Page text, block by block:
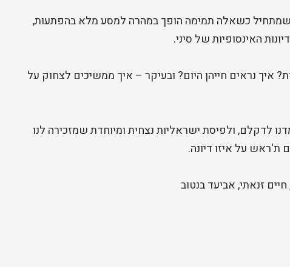
שמתחיל כשאלה תמימה הופך במהרה למסע מלא בהפתעות,
האינסופיות של סיני.
איך נראים חייהן היום? ובעיקר – איך ממשיכים לצחוק על
לדקלם, ולפיסת ישראליות נצחית ומיוחדת שמזכירה לנו
ת'ראש על איזו דיונה.
זנאתי, אביעד בנטוב